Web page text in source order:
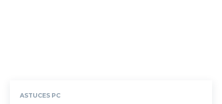
ASTUCES PC